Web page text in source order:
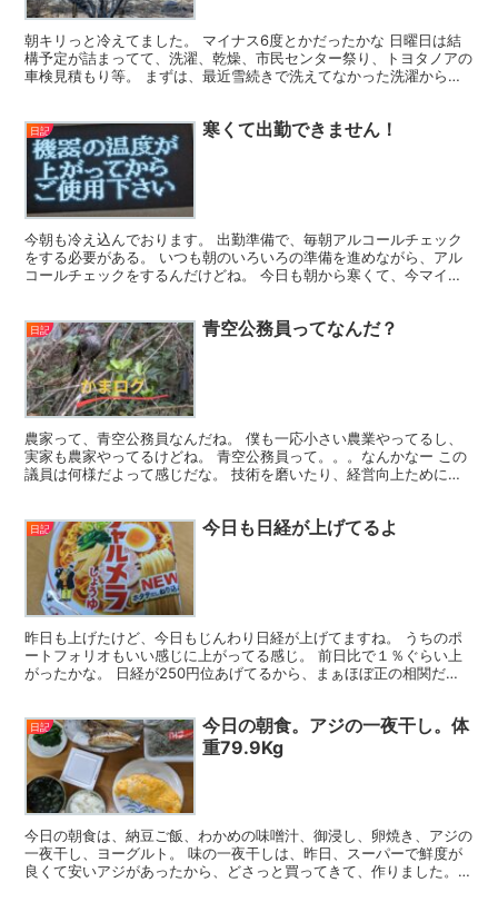
朝キリっと冷えてました。 マイナス6度とかだったかな 日曜日は結
構予定が詰まってて、洗濯、乾燥、市民センター祭り、トヨタノアの
車検見積もり等。 まずは、最近雪続きで洗えてなかった洗濯からス
日記 寒くて出勤できません！
今朝も冷え込んでおります。 出勤準備で、毎朝アルコールチェック
をする必要がある。 いつも朝のいろいろの準備を進めながら、アル
コールチェックをするんだけどね。 今日も朝から寒くて、今マイナ
日記 青空公務員ってなんだ？
農家って、青空公務員なんだね。 僕も一応小さい農業やってるし、
実家も農家やってるけどね。 青空公務員って。。。なんかなー この
議員は何様だよって感じだな。 技術を磨いたり、経営向上ために日
日記 今日も日経が上げてるよ
昨日も上げたけど、今日もじんわり日経が上げてますね。 うちのポ
ートフォリオもいい感じに上がってる感じ。 前日比で１％ぐらい上
がったかな。 日経が250円位あげてるから、まぁほぼ正の相関だ
日記
今日の朝食。アジの一夜干し。体
重79.9Kg
今日の朝食は、納豆ご飯、わかめの味噌汁、御浸し、卵焼き、アジの
一夜干し、ヨーグルト。 味の一夜干しは、昨日、スーパーで鮮度が
良くて安いアジがあったから、どさっと買ってきて、作りました。